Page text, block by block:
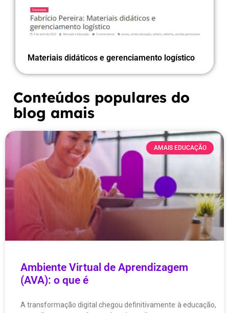
Materiais didáticos e gerenciamento logístico
Conteúdos populares do
blog amais
AMAIS EDUCAÇÃO
Ambiente Virtual de Aprendizagem
(AVA): o que é
A transformação digital chegou definitivamente à educação,